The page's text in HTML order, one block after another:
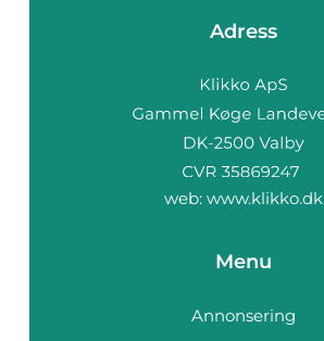
Adress
web: www.klikko.dk
Menu
Annonsering